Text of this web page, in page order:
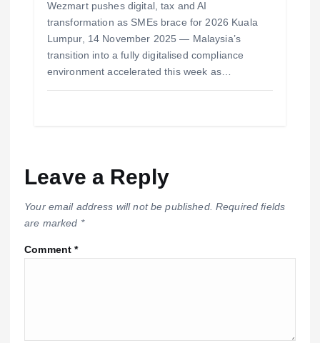
Wezmart pushes digital, tax and AI
transformation as SMEs brace for 2026 Kuala
Lumpur, 14 November 2025 — Malaysia’s
transition into a fully digitalised compliance
environment accelerated this week as…
Leave a Reply
Your email address will not be published. Required fields
are marked *
Comment*